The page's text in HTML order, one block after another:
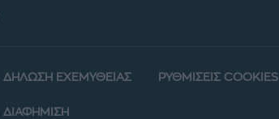
ΔΗΛΩΣΗ ΕΧΕΜΥΘΕΙΑΣ ΡΥΘΜΙΣΕΙΣ COOKIES
ΔΙΑΦΗΜΙΣΗ